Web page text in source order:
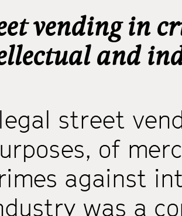
vending in
and
street
of
against
was a